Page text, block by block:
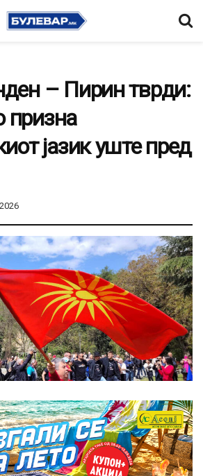
– Пирин тврди:
призна
јазик уште пред